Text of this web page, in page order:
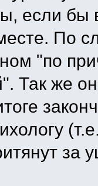
если бы
По
"по
Так же
за